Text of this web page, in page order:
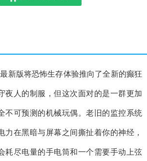
新版将恐怖生存体验推向了全新的癫狂
夜人的制服，但这次面对的是一群更加
不可预测的机械玩偶。老旧的监控系统
力在黑暗与屏幕之间撕扯着你的神经，
耗尽电量的手电筒和一个需要手动上弦